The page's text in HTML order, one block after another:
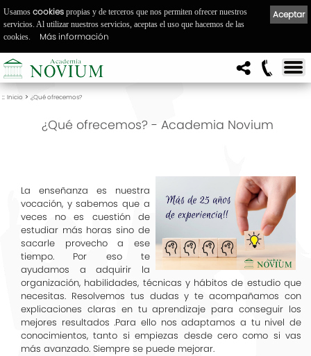
:: Inicio > ¿Qué ofrecemos?
¿Qué ofrecemos? - Academia Novium
La enseñanza es nuestra
vocación, y sabemos que a
veces no es cuestión de
estudiar más horas sino de
sacarle provecho a ese
tiempo. Por eso te
ayudamos a adquirir la
organización, habilidades, técnicas y hábitos de estudio que
necesitas. Resolvemos tus dudas y te acompañamos con
explicaciones claras en tu aprendizaje para conseguir los
mejores resultados .Para ello nos adaptamos a tu nivel de
conocimientos, tanto si empiezas desde cero como si vas
más avanzado. Siempre se puede mejorar.
Aceptar
Usamos cookies propias y de terceros que nos permiten ofrecer nuestros
servicios. Al utilizar nuestros servicios, aceptas el uso que hacemos de las
cookies.
Más información